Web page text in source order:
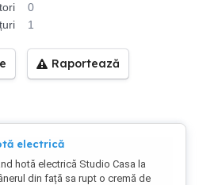
0
1
Raportează
electrică
hotă electrică Studio Casa la
din față sa rupt o cremă de